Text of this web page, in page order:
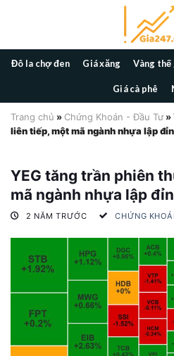
Đô la chợ đen Giá xăng Vàng
Giá cà phê
Trang chủ » Chứng Khoán - Đầu Tư »
liên tiếp, một mã ngành nhựa lập
YEG tăng trần phiên
mã ngành nhựa lập
2 NĂM TRƯỚC CHỨNG